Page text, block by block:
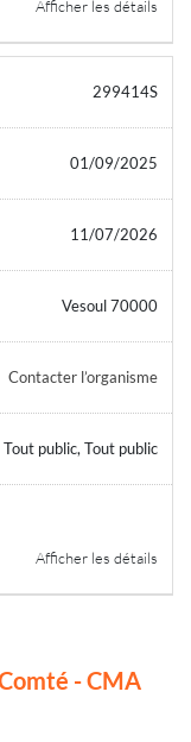
Afficher les détails
299414S
01/09/2025
11/07/2026
Vesoul 70000
Contacter l’organisme
Tout public, Tout public
Afficher les détails
- CMA